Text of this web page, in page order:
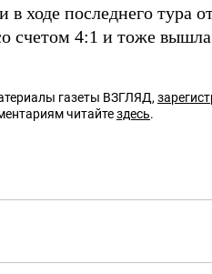
ходе последнего тура
счетом 4:1 и тоже
газеты ВЗГЛЯД,
читайтездесь.